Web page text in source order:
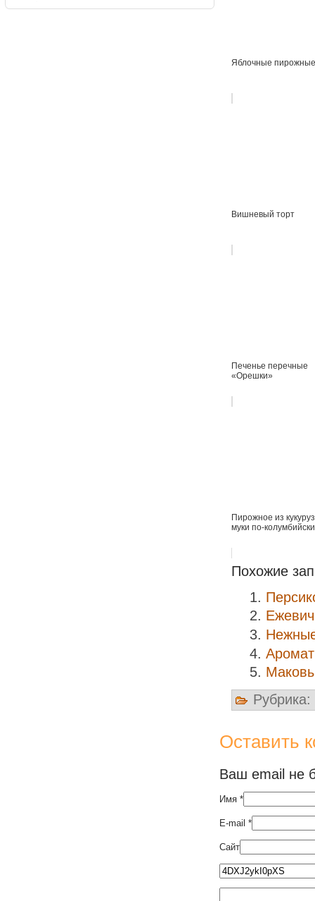
Яблочные пирожные
Вишневый торт
Печенье перечные
«Орешки»
Пирожное из
муки по-колумбийски
Похожие
Рубрика:
Оставить
Ваш email не
Имя *
E-mail *
Сайт